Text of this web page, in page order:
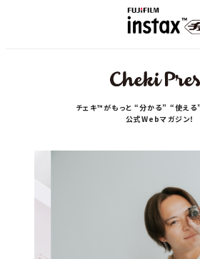
チェキ™がもっと “分かる” “使える
公式Webマガジン！
使い
コラ